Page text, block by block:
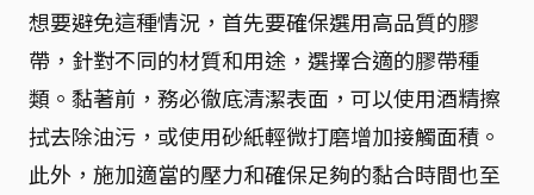
想要避免這種情況，首先要確保選用高品質的膠
帶，針對不同的材質和用途，選擇合適的膠帶種
類。黏著前，務必徹底清潔表面，可以使用酒精擦
拭去除油污，或使用砂紙輕微打磨增加接觸面積。
此外，施加適當的壓力和確保足夠的黏合時間也至